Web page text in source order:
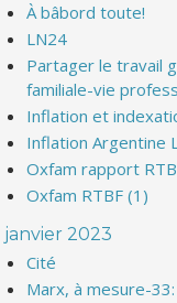
À bâbord toute!
LN24
Partager le travail
familiale-vie
Inflation et
Inflation Argentine
Oxfam rapport
Oxfam RTBF (1)
janvier 2023
Cité
Marx, à mesure-